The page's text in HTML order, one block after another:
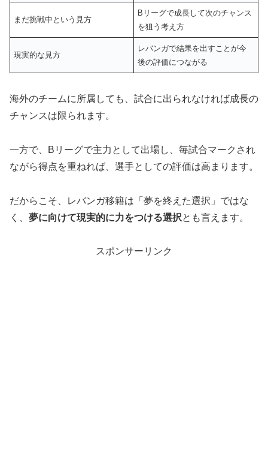
まだ挑戦中という見方
Bリーグで成長して次のチャンス
を狙う考え方
現実的な見方
レバンガで結果を出すことが今
後の評価につながる
海外のチームに所属しても、試合に出られなければ成長の
チャンスは限られます。
一方で、Bリーグで主力として出場し、毎試合マークされ
ながら得点を重ねれば、選手としての評価は高まります。
だからこそ、レバンガ移籍は「夢を終えた選択」ではな
く、 夢に向けて現実的に力をつける選択とも言えます。
スポンサーリンク